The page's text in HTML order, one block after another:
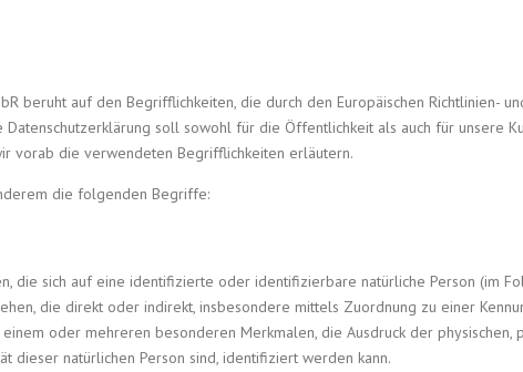
beruht auf den Begrifflichkeiten, die durch den Europäischen Richtlinien-
soll sowohl für die Öffentlichkeit als auch für unsere
vorab die verwendeten Begrifflichkeiten erläutern.
die folgenden Begriffe:
die sich auf eine identifizierte oder identifizierbare natürliche Person (im
die direkt oder indirekt, insbesondere mittels Zuordnung zu einer
oder mehreren besonderen Merkmalen, die Ausdruck der physischen,
dieser natürlichen Person sind, identifiziert werden kann.